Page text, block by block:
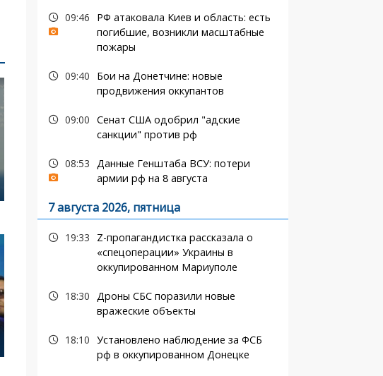
09:46
РФ атаковала Киев и область: есть
погибшие, возникли масштабные
пожары
09:40
Бои на Донетчине: новые
продвижения оккупантов
09:00 Сенат США одобрил "адские
санкции" против рф
08:53 Данные Генштаба ВСУ: потери
армии рф на 8 августа
7 августа 2026, пятница
19:33
Z-пропагандистка рассказала о
«спецоперации» Украины в
оккупированном Мариуполе
18:30 Дроны СБС поразили новые
вражеские объекты
18:10 Установлено наблюдение за ФСБ
рф в оккупированном Донецке